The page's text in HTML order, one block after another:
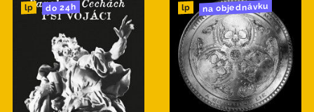
lp do 24h lp na objednávku